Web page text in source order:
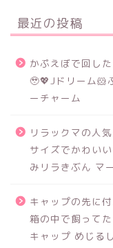
最近の投稿
かぷえぼで回し
🥹💖Jドリーム🐹
ーチャーム
リラックマの人
サイズでかわい
みリラきぶん マ
キャップの先に
箱の中で飼って
キャップ めじる